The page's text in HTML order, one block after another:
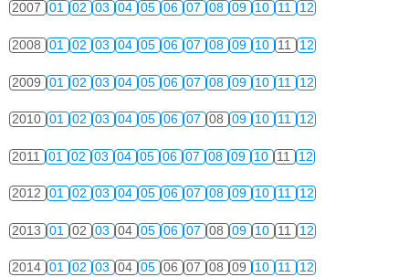
2007 01 02 03 04 05 06 07 08 09 10 11 12
2008 01 02 03 04 05 06 07 08 09 10 11 12
2009 01 02 03 04 05 06 07 08 09 10 11 12
2010 01 02 03 04 05 06 07 08 09 10 11 12
2011 01 02 03 04 05 06 07 08 09 10 11 12
2012 01 02 03 04 05 06 07 08 09 10 11 12
2013 01 02 03 04 05 06 07 08 09 10 11 12
2014 01 02 03 04 05 06 07 08 09 10 11 12